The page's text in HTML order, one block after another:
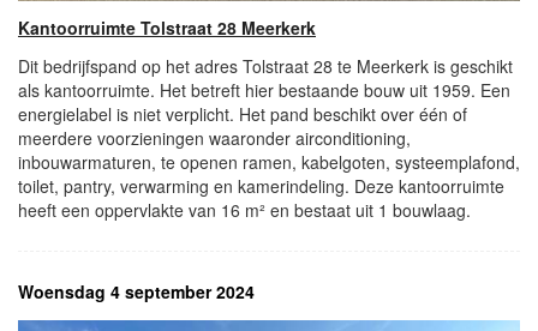
Kantoorruimte Tolstraat 28 Meerkerk
Dit bedrijfspand op het adres Tolstraat 28 te Meerkerk is geschikt
als kantoorruimte. Het betreft hier bestaande bouw uit 1959. Een
energielabel is niet verplicht. Het pand beschikt over één of
meerdere voorzieningen waaronder airconditioning,
inbouwarmaturen, te openen ramen, kabelgoten, systeemplafond,
toilet, pantry, verwarming en kamerindeling. Deze kantoorruimte
heeft een oppervlakte van 16 m² en bestaat uit 1 bouwlaag.
Woensdag 4 september 2024